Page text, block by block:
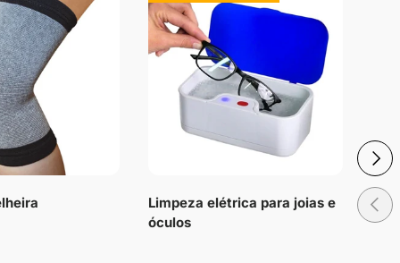
Limpeza elétrica para joias e
óculos